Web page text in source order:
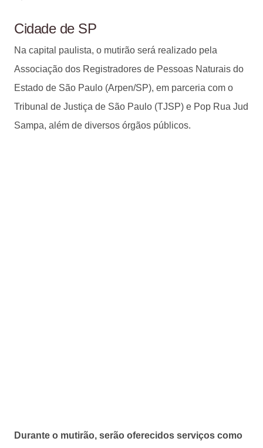
Cidade de SP
Na capital paulista, o mutirão será realizado pela
Associação dos Registradores de Pessoas Naturais do
Estado de São Paulo (Arpen/SP), em parceria com o
Tribunal de Justiça de São Paulo (TJSP) e Pop Rua Jud
Sampa, além de diversos órgãos públicos.
Durante o mutirão, serão oferecidos serviços como